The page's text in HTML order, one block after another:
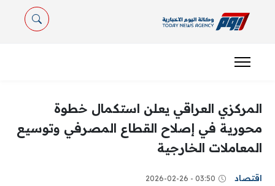
المركزي العراقي يعلن استكمال خطوة
محورية في إصلاح القطاع المصرفي وتوسيع
المعاملات الخارجية
اقتصاد 03:50 - 2026-02-26